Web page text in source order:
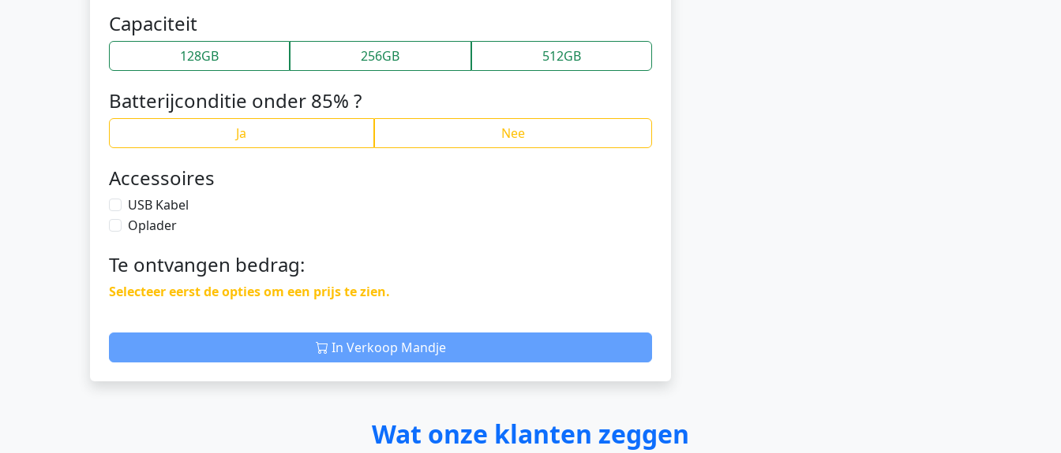
Capaciteit
128GB 256GB 512GB
Batterijconditie onder 85% ?
Ja Nee
Accessoires
USB Kabel
Oplader
Te ontvangen bedrag:
Selecteer eerst de opties om een prijs te zien.
In Verkoop Mandje
Wat onze klanten zeggen